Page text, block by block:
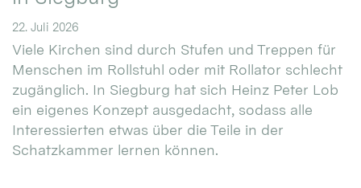
22. Juli 2026
Viele Kirchen sind durch Stufen und Treppen für
Menschen im Rollstuhl oder mit Rollator schlecht
zugänglich. In Siegburg hat sich Heinz Peter Lob
ein eigenes Konzept ausgedacht, sodass alle
Interessierten etwas über die Teile in der
Schatzkammer lernen können.